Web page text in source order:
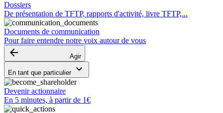
Dossiers
De présentation de TFTP, rapports d'activité, livre TFTP,...
Documents de communication
Pour faire entendre notre voix autour de vous
arrow_backward Agir
En tant que particulier keyboard_arrow_down
Devenir actionnaire
En 5 minutes, à partir de 1€